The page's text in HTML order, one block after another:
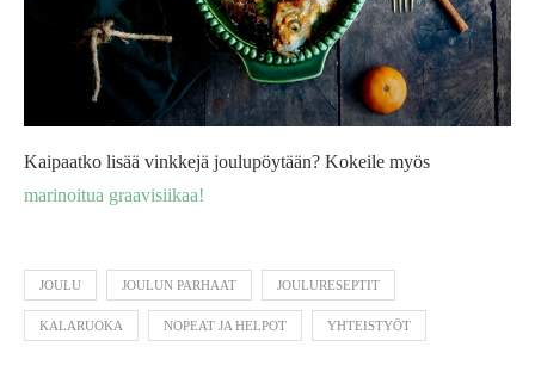
Kaipaatko lisää vinkkejä joulupöytään? Kokeile myös
marinoitua graavisiikaa!
JOULU JOULUN PARHAAT JOULURESEPTIT
KALARUOKA NOPEAT JA HELPOT YHTEISTYÖT